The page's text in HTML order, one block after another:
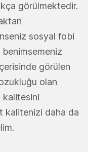
görülmektedir.
sosyal fobi
benimsemeniz
görülen
olan
kalitesini
kalitenizi daha da